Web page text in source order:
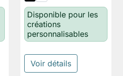
Disponible pour les
créations
personnalisables
Voir détails